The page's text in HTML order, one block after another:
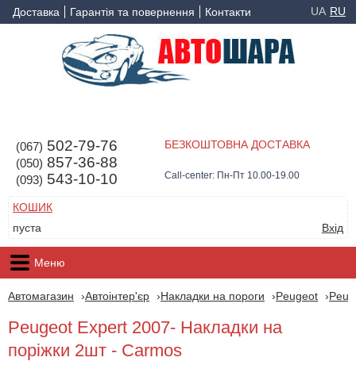
Доставка Гарантія та повернення Контакти UA RU
(067) 502-79-76
(050) 857-36-88
(093) 543-10-10
БЕЗКОШТОВНА ДОСТАВКА
Call-center: Пн-Пт 10.00-19.00
КОШИК
пуста
Вхід
Меню
Автомагазин Автоінтер'єр Накладки на пороги Peugeot
Peugeot Expert 2007- Накладки на
поріжки 2шт - Carmos